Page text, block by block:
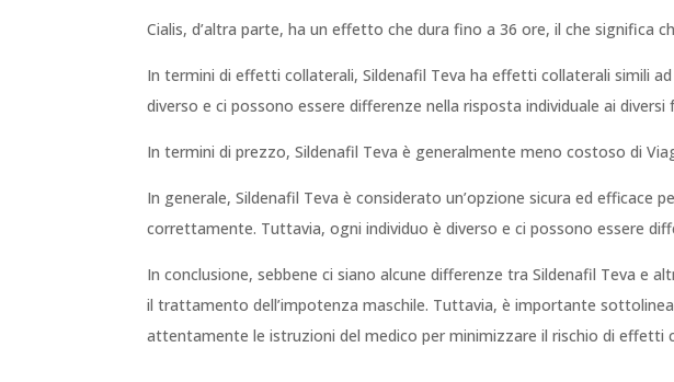
Cialis, d’altra parte, ha un effetto che dura fino a 36 ore, il che significa
In termini di effetti collaterali, Sildenafil Teva ha effetti collaterali simili
diverso e ci possono essere differenze nella risposta individuale ai diversi
In termini di prezzo, Sildenafil Teva è generalmente meno costoso di
In generale, Sildenafil Teva è considerato un’opzione sicura ed
correttamente. Tuttavia, ogni individuo è diverso e ci possono essere
In conclusione, sebbene ci siano alcune differenze tra Sildenafil Teva e
il trattamento dell’impotenza maschile. Tuttavia, è importante
attentamente le istruzioni del medico per minimizzare il rischio di effetti